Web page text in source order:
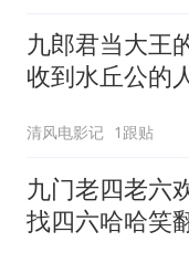
九郎君当大王
收到水丘公的
清风电影记 1跟贴
九门老四老六
找四六哈哈笑